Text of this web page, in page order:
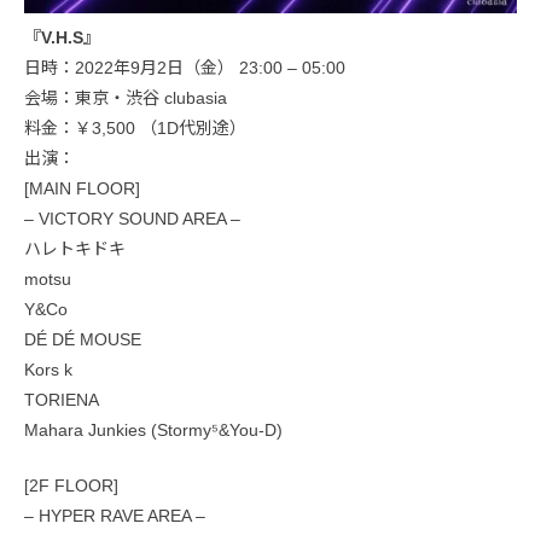
『V.H.S』
日時：2022年9月2日（金） 23:00 – 05:00
会場：東京・渋谷 clubasia
料金：￥3,500 （1D代別途）
出演：
[MAIN FLOOR]
– VICTORY SOUND AREA –
ハレトキドキ
motsu
Y&Co
DÉ DÉ MOUSE
Kors k
TORIENA
Mahara Junkies (Stormy⁵&You-D)
[2F FLOOR]
– HYPER RAVE AREA –